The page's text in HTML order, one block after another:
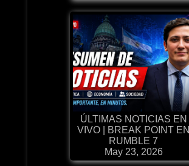
ÚLTIMAS NOTICIAS EN
VIVO | BREAK POINT EN
RUMBLE 7
May 23, 2026